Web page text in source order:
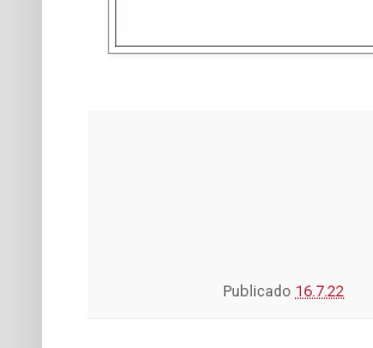
Publicado 16.7.22